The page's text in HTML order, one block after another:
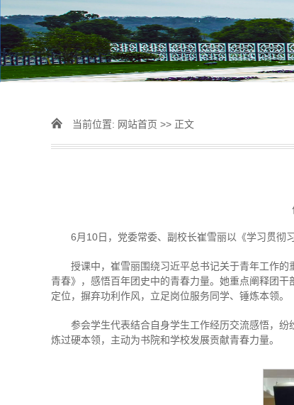
当前位置: 网站首页 >> 正文
6月10日，党委常委、副校长崔雪丽以《学习贯彻
授课中，崔雪丽围绕习近平总书记关于青年工作
青春》，感悟百年团史中的青春力量。她重点阐释团干
定位，摒弃功利作风，立足岗位服务同学、锤炼本领。
参会学生代表结合自身学生工作经历交流感悟，
炼过硬本领，主动为书院和学校发展贡献青春力量。